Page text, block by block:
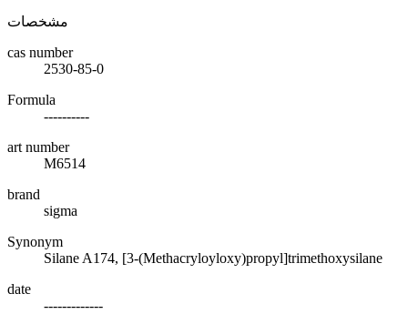
مشخصات
cas number
2530-85-0
Formula
----------
art number
M6514
brand
sigma
Synonym
Silane A174, [3-(Methacryloyloxy)propyl]trimethoxysilane
date
-------------